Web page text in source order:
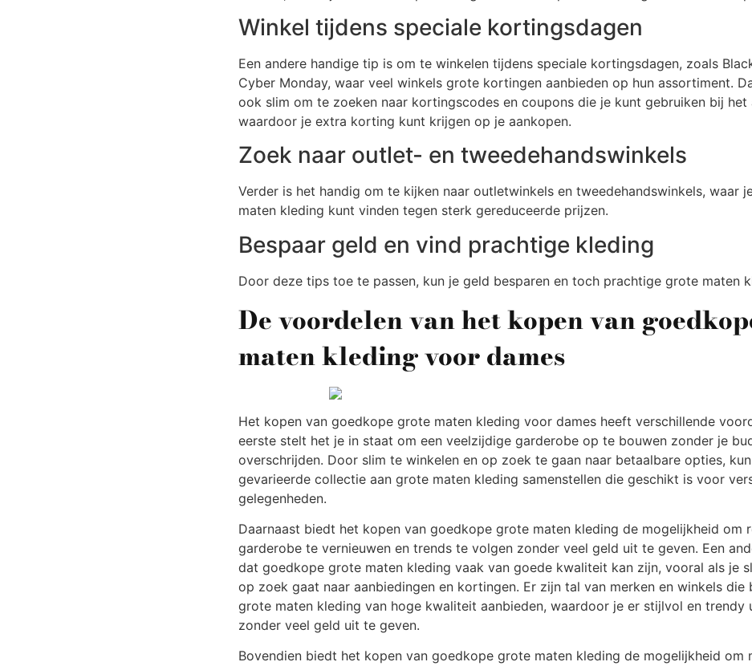
Winkel tijdens speciale kortingsdagen
Een andere handige tip is om te winkelen tijdens speciale kortingsdagen, zoals
Cyber Monday, waar veel winkels grote kortingen aanbieden op hun assortiment.
ook slim om te zoeken naar kortingscodes en coupons die je kunt gebruiken bij het
waardoor je extra korting kunt krijgen op je aankopen.
Zoek naar outlet- en tweedehandswinkels
Verder is het handig om te kijken naar outletwinkels en tweedehandswinkels, waar
maten kleding kunt vinden tegen sterk gereduceerde prijzen.
Bespaar geld en vind prachtige kleding
Door deze tips toe te passen, kun je geld besparen en toch prachtige grote maten
De voordelen van het kopen van
maten kleding voor dames
Het kopen van goedkope grote maten kleding voor dames heeft verschillende
eerste stelt het je in staat om een veelzijdige garderobe op te bouwen zonder je
overschrijden. Door slim te winkelen en op zoek te gaan naar betaalbare opties,
gevarieerde collectie aan grote maten kleding samenstellen die geschikt is voor
gelegenheden.
Daarnaast biedt het kopen van goedkope grote maten kleding de mogelijkheid om
garderobe te vernieuwen en trends te volgen zonder veel geld uit te geven. Een
dat goedkope grote maten kleding vaak van goede kwaliteit kan zijn, vooral als je
op zoek gaat naar aanbiedingen en kortingen. Er zijn tal van merken en winkels die
grote maten kleding van hoge kwaliteit aanbieden, waardoor je er stijlvol en trendy
zonder veel geld uit te geven.
Bovendien biedt het kopen van goedkope grote maten kleding de mogelijkheid om